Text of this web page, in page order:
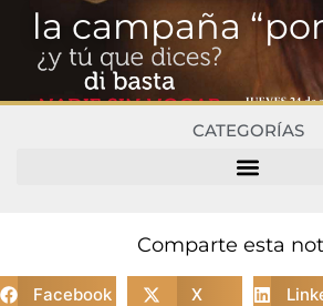
la campaña
CATEGORÍAS
Comparte esta
Facebook X